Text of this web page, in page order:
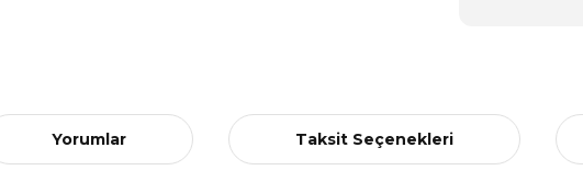
Yorumlar Taksit Seçenekleri